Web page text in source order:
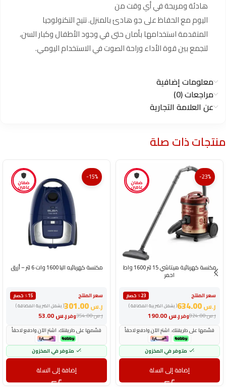
هادئة ومريحة في أي وقت من
اليوم مع الحفاظ على جو هادئ بالمنزل. تتيح التكنولوجيا
المتقدمة استخدامها بأمان حتى في وجود الأطفال وكبار السن،
لتجمع بين قوة الأداء وراحة الصوت في الاستخدام اليومي.
معلومات إضافية
مراجعات (0)
عن العلامة التجارية
منتجات ذات صلة
ضمان
عامين
-23%
مكنسة كهربائية هيتاشي 15 لتر 1600 واط
احمر
سعر المنتج
٪23 خصم
( يشمل الضريبة المضافة )
ر.س
وفرر.س ر.س824.00
قسّمها على طريقتك. اشترِ الآن وادفع لاحقاً
متوفر في المخزون
إضافة إلى السلة
ضمان
عامين
-15%
مكنسة كهربائيه البا 1600 وات 6 لتر – أزرق
سعر المنتج
٪15 خصم
( يشمل الضريبة المضافة )
ر.س
وفرر.س ر.س354.00
قسّمها على طريقتك. اشترِ الآن وادفع لاحقاً
متوفر في المخزون
إضافة إلى السلة